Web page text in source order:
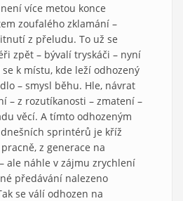
více metou konce
zoufalého zklamání –
z přeludu. To už se
zpět – bývalí tryskáči – nyní
k místu, kde leží odhozený
– smysl běhu. Hle, návrat
– z rozutíkanosti – zmatení –
věcí. A tímto odhozeným
sprintérů je kříž
z generace na
ale náhle v zájmu zrychlení
předávání nalezeno
se válí odhozen na